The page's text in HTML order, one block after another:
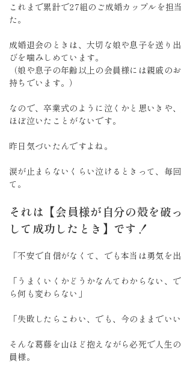
これまで累計で27組のご成婚カップルを担
た。
成婚退会のときは、大切な娘や息子を送り
びを噛みしめています。
（娘や息子の年齢以上の会員様には親戚の
持ちでいます。）
なので、卒業式のように泣くかと思いきや
ほぼ泣いたことがないです。
昨日気づいたんですよね。
涙が止まらないくらい泣けるときって、毎
て。
それは【会員様が自分の殻を破
して成功したとき】です！
「不安で自信がなくて、でも本当は勇気を
「うまくいくかどうかなんてわからない、
ら何も変わらない」
「失敗したらこわい、でも、今のままでい
そんな葛藤を山ほど抱えながら必死で人生
員様。